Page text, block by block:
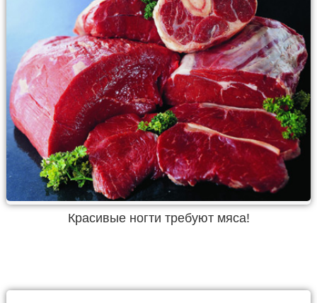
Красивые ногти требуют мяса!